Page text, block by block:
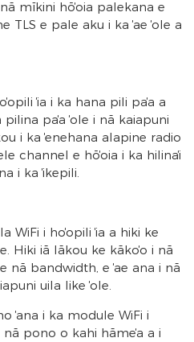
mīkini hōʻoia palekana e
TLS e pale aku i ka ʻae ʻole a
ʻia i ka hana pili paʻa a
pilina paʻa ʻole i nā kaiapuni
i ka ʻenehana alapine radio
channel e hōʻoia i ka hilinaʻi
i ka ʻikepili.
WiFi i hoʻopili ʻia a hiki ke
Hiki iā lākou ke kākoʻo i nā
nā bandwidth, e ʻae ana i nā
uila like ʻole.
ʻana i ka module WiFi i
nā pono o kahi hāmeʻa a i